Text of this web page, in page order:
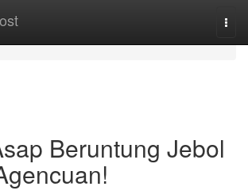
Beruntung Jebol